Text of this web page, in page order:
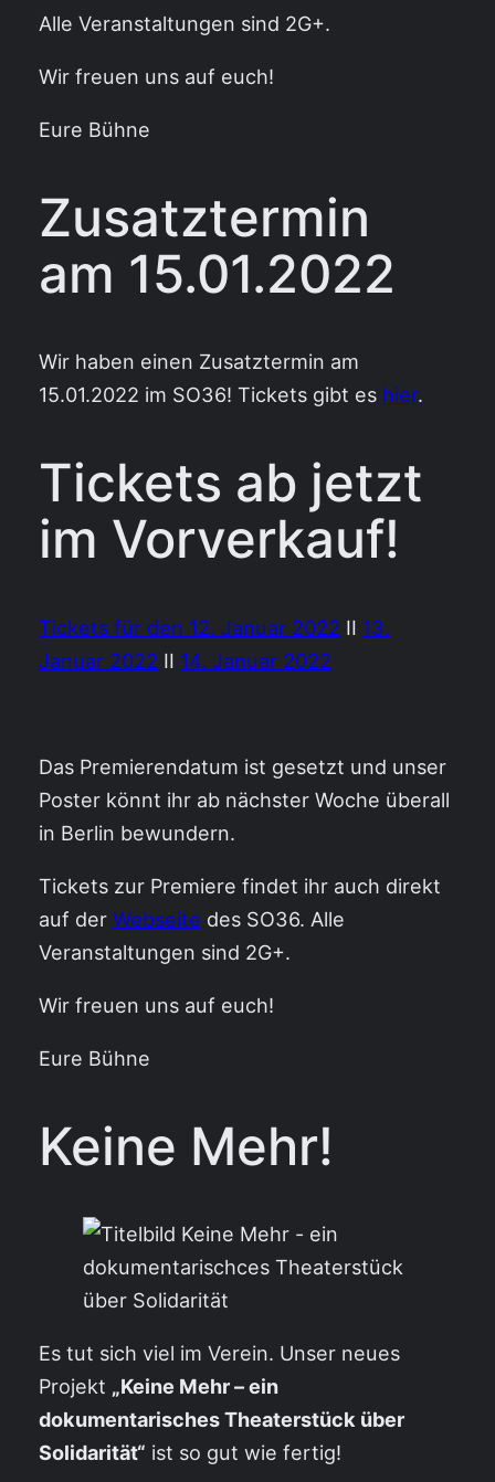
Alle Veranstaltungen sind 2G+.
Wir freuen uns auf euch!
Eure Bühne
Zusatztermin
am 15.01.2022
Wir haben einen Zusatztermin am
15.01.2022 im SO36! Tickets gibt es hier.
Tickets ab jetzt
im Vorverkauf!
Tickets für den 12. Januar 2022 II 13.
Januar 2022 II 14. Januar 2022
Das Premierendatum ist gesetzt und unser
Poster könnt ihr ab nächster Woche überall
in Berlin bewundern.
Tickets zur Premiere findet ihr auch direkt
auf der Webseite des SO36. Alle
Veranstaltungen sind 2G+.
Wir freuen uns auf euch!
Eure Bühne
Keine Mehr!
Es tut sich viel im Verein. Unser neues
Projekt „Keine Mehr – ein
dokumentarisches Theaterstück über
Solidarität“ ist so gut wie fertig!